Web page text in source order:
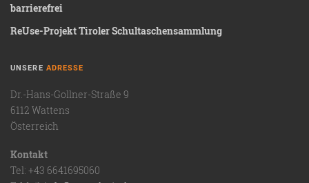
barrierefrei
ReUse-Projekt Tiroler Schultaschensammlung
UNSERE ADRESSE
Dr.-Hans-Gollner-Straße 9
6112 Wattens
Österreich
Kontakt
Tel: +43 6641695060